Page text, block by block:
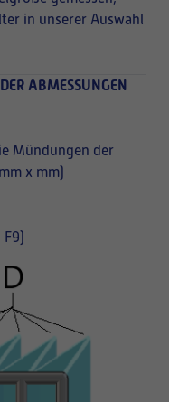
in unserer Auswahl
ABMESSUNGEN
Mündungen der
x mm)
F9)